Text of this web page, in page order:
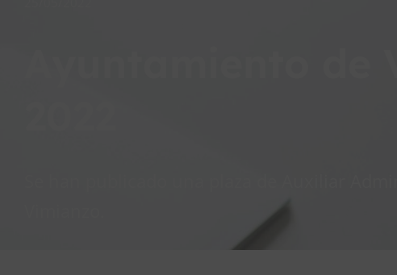
Ayuntamiento de